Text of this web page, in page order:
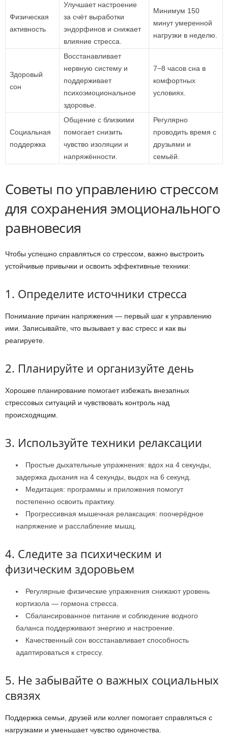
Физическая
активность
Улучшает настроение
за счёт выработки
эндорфинов и снижает
влияние стресса.
Минимум 150
минут умеренной
нагрузки в неделю.
Здоровый
сон
Восстанавливает
нервную систему и
поддерживает
психоэмоциональное
здоровье.
7−8 часов сна в
комфортных
условиях.
Социальная
поддержка
Общение с близкими
помогает снизить
чувство изоляции и
напряжённости.
Регулярно
проводить время с
друзьями и
семьёй.
Советы по управлению стрессом
для сохранения эмоционального
равновесия
Чтобы успешно справляться со стрессом, важно выстроить
устойчивые привычки и освоить эффективные техники:
1. Определите источники стресса
Понимание причин напряжения — первый шаг к управлению
ими. Записывайте, что вызывает у вас стресс и как вы
реагируете.
2. Планируйте и организуйте день
Хорошее планирование помогает избежать внезапных
стрессовых ситуаций и чувствовать контроль над
происходящим.
3. Используйте техники релаксации
Простые дыхательные упражнения: вдох на 4 секунды,
задержка дыхания на 4 секунды, выдох на 6 секунд.
Медитация: программы и приложения помогут
постепенно освоить практику.
Прогрессивная мышечная релаксация: поочерёдное
напряжение и расслабление мышц.
4. Следите за психическим и
физическим здоровьем
Регулярные физические упражнения снижают уровень
кортизола — гормона стресса.
Сбалансированное питание и соблюдение водного
баланса поддерживают энергию и настроение.
Качественный сон восстанавливает способность
адаптироваться к стрессу.
5. Не забывайте о важных социальных
связях
Поддержка семьи, друзей или коллег помогает справляться с
нагрузками и уменьшает чувство одиночества.